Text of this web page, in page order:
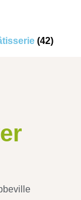
(42)